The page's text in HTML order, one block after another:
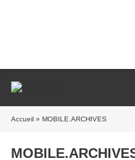
Accueil » MOBILE.ARCHIVES